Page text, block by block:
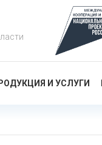
И УСЛУГИ